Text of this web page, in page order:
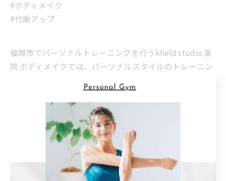
#ボディメイク
#代謝アップ
福岡市でパーソナルトレーニングを行うkfield studio 薬
院 ボディメイクでは、パーソナルスタイルのトレーニン
わせて効率的なメニューを組み立てます。 当ジムは、薬
院大通駅（動植物園口）から徒歩4分、薬院駅から徒歩8
分と、駅からのアクセスも抜群となっておりますので、
筋トレやダイエットをお考えの方はお気軽にご利用くだ
薬院でピラティスクラスを開講 薬院で効率的なダイエッ